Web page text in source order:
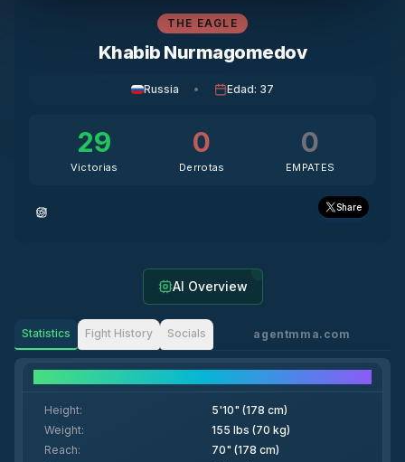
THE EAGLE
Khabib Nurmagomedov
Russia • Edad: 37
29
Victorias
0
Derrotas
0
EMPATES
Share
AI Overview
Statistics Fight History Socials agentmma.com
Height:
5'10" (178 cm)
Weight:
155 lbs (70 kg)
Reach:
70" (178 cm)